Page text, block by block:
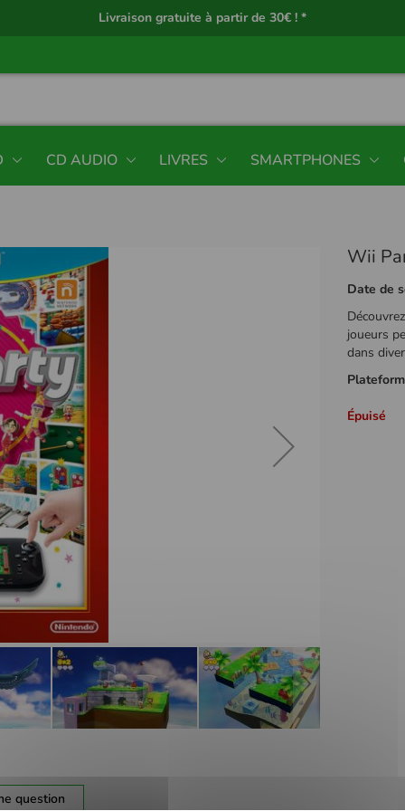
Livraison gratuite à partir de 30€ ! *
CD AUDIO LIVRES SMARTPHONES
Wii
Date de
joueurs
dans
Épuisé
question